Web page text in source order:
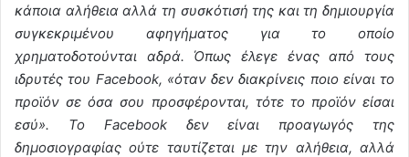
κάποια αλήθεια αλλά τη συσκότισή της και τη δημιουργία
συγκεκριμένου αφηγήματος για το οποίο
χρηματοδοτούνται αδρά. Όπως έλεγε ένας από τους
ιδρυτές του Facebook, «όταν δεν διακρίνεις ποιο είναι το
προϊόν σε όσα σου προσφέρονται, τότε το προϊόν είσαι
εσύ». Το Facebook δεν είναι προαγωγός της
δημοσιογραφίας ούτε ταυτίζεται με την αλήθεια, αλλά